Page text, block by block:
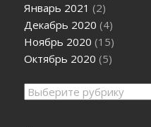
Январь 2021 (2)
Декабрь 2020 (4)
Ноябрь 2020 (15)
Октябрь 2020 (5)
Рубрики